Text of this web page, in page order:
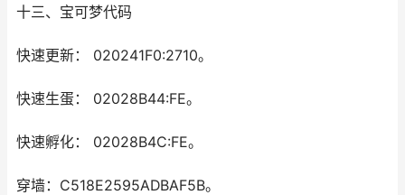
十三、宝可梦代码
快速更新： 020241F0:2710。
快速生蛋： 02028B44:FE。
快速孵化： 02028B4C:FE。
穿墙：C518E2595ADBAF5B。